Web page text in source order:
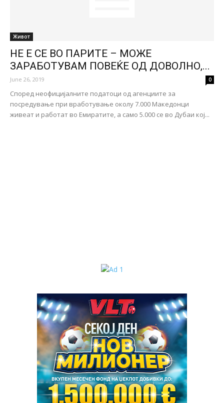
Живот
НЕ Е СЕ ВО ПАРИТЕ – МОЖЕ
ЗАРАБОТУВАМ ПОВЕЌЕ ОД ДОВОЛНО,...
June 26, 2019 0
Според неофицијалните податоци од агенциите за
посредување при вработување околу 7.000 Македонци
живеат и работат во Емиратите, а само 5.000 се во Дубаи кој...